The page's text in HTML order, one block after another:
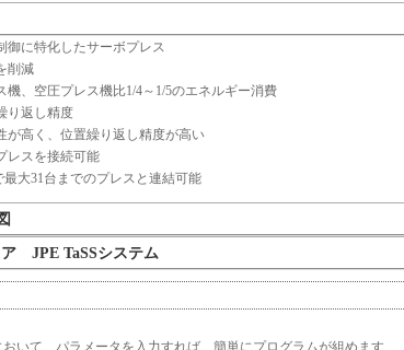
御に特化したサーボプレス
削減
機、空圧プレス機比1/4～1/5のエネルギー消費
り返し精度
が高く、位置繰り返し精度が高い
レスを接続可能
最大31台までのプレスと連結可能
JPE TaSSシステム
おいて、パラメータを入力すれば、簡単にプログラムが組めます